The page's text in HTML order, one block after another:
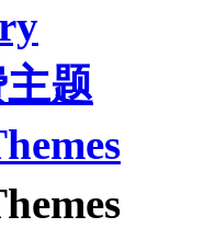
题